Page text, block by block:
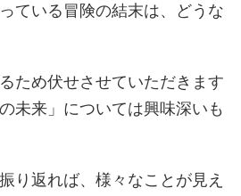
ている冒険の結末は、どうな
ため伏せさせていただきます
未来」については興味深いも
り返れば、様々なことが見え